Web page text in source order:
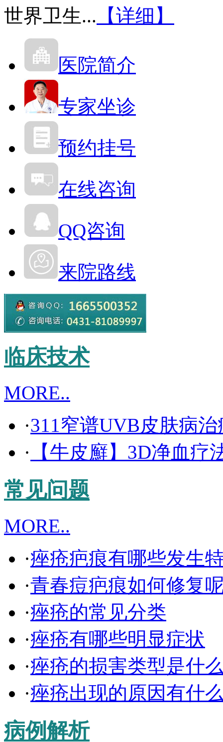
世界卫生... 【详细】
医院简介
专家坐诊
预约挂号
在线咨询
QQ咨询
来院路线
临床技术
MORE..
·311窄谱UVB皮肤病治
· 【牛皮廯】3D净血疗
常见问题
MORE..
·痤疮疤痕有哪些发生
·青春痘疤痕如何修复
·痤疮的常见分类
·痤疮有哪些明显症状
·痤疮的损害类型是什
·痤疮出现的原因有什
病例解析